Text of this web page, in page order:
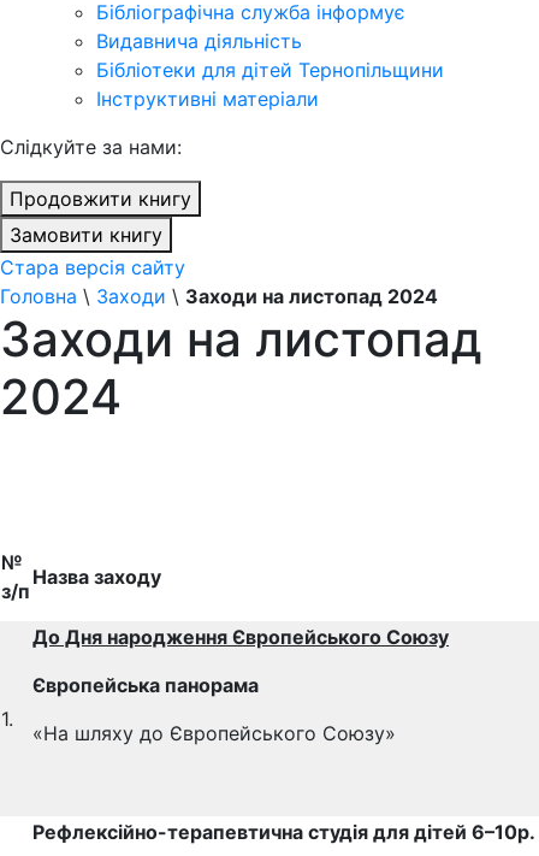
Бібліографічна служба інформує
Видавнича діяльність
Бібліотеки для дітей Тернопільщини
Інструктивні матеріали
Cлідкуйте за нами:
Продовжити книгу
Замовити книгу
Стара версія сайту
Головна \ Заходи \ Заходи на листопад 2024
Заходи на листопад
2024
№
з/п
Назва заходу
1.
До Дня народження Європейського Союзу
Європейська панорама
«На шляху до Європейського Союзу»
Рефлексійно-терапевтична студія для дітей 6–10р.